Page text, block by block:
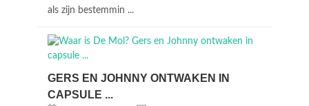
als zijn bestemmin ...
GERS EN JOHNNY ONTWAKEN IN
CAPSULE ...